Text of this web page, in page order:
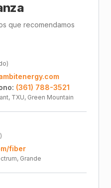
que recomendamos
(361) 788-3521
TXU, Green Mountain
fiber
Grande